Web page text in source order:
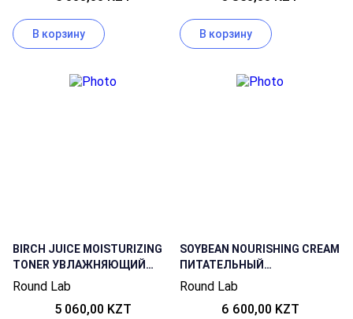
В корзину В корзину
BIRCH JUICE MOISTURIZING
TONER УВЛАЖНЯЮЩИЙ
ТОНЕР С БЕРЕЗОВЫМ СОКОМ
Round Lab
5 060,00 KZT
SOYBEAN NOURISHING CREAM
ПИТАТЕЛЬНЫЙ
ОМОЛАЖИВАЮЩИЙ КРЕМ
ЧЕРНЫХ СОЕВЫХ БОБОВ
Round Lab
6 600,00 KZT